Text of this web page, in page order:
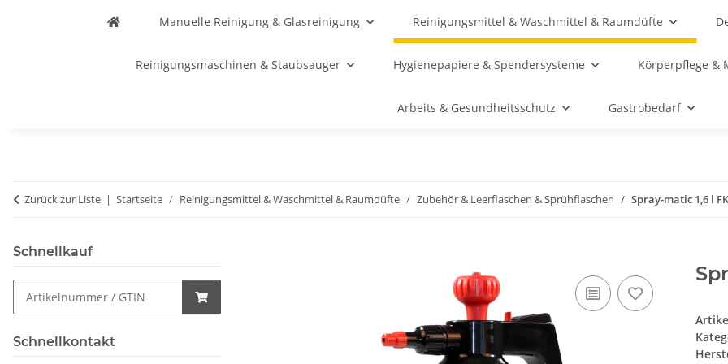
Manuelle Reinigung & Glasreinigung Reinigungsmittel & Waschmittel & Raumdüfte
Reinigungsmaschinen & Staubsauger Hygienepapiere & Spendersysteme Körperpflege &
Arbeits & Gesundheitsschutz Gastrobedarf
Zurück zur Liste Startseite Reinigungsmittel & Waschmittel & Raumdüfte Zubehör & Leerflaschen & Sprühflaschen Spray-matic 1,6 l
Schnellkauf
Schnellkontakt